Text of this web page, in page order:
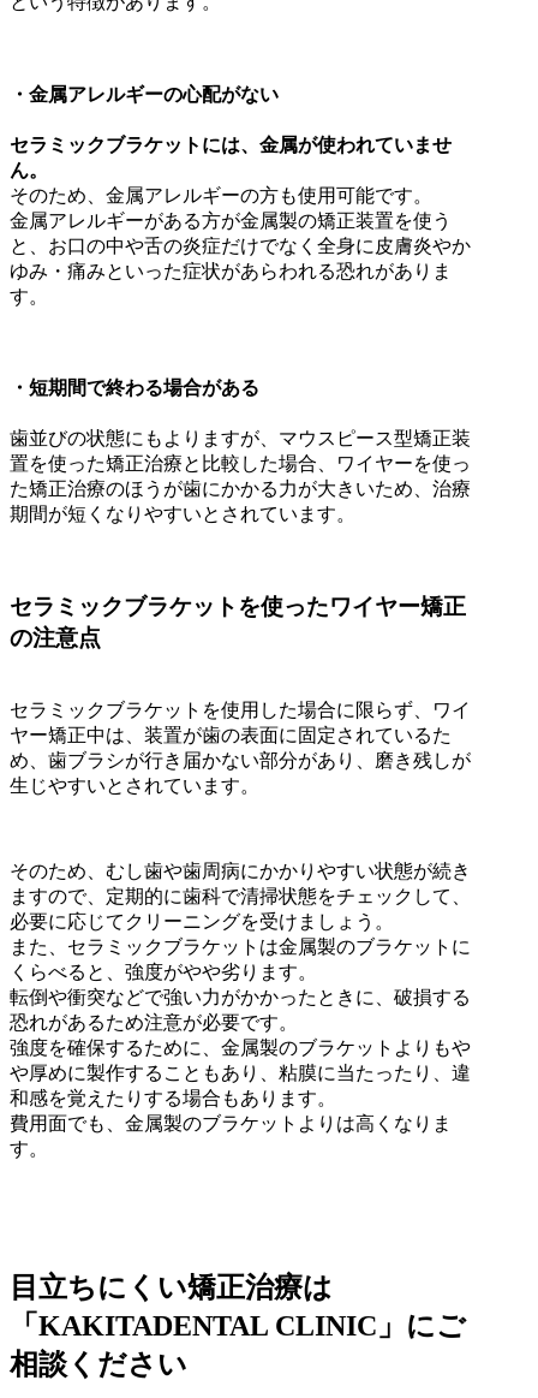
・金属アレルギーの心配がない
セラミックブラケットには、金属が使われていませ
ん。
そのため、金属アレルギーの方も使用可能です。
金属アレルギーがある方が金属製の矯正装置を使う
と、お口の中や舌の炎症だけでなく全身に皮膚炎やか
ゆみ・痛みといった症状があらわれる恐れがありま
す。
・短期間で終わる場合がある
歯並びの状態にもよりますが、マウスピース型矯正装
置を使った矯正治療と比較した場合、ワイヤーを使っ
た矯正治療のほうが歯にかかる力が大きいため、治療
期間が短くなりやすいとされています。
セラミックブラケットを使ったワイヤー矯正
の注意点
セラミックブラケットを使用した場合に限らず、ワイ
ヤー矯正中は、装置が歯の表面に固定されているた
め、歯ブラシが行き届かない部分があり、磨き残しが
生じやすいとされています。
そのため、むし歯や歯周病にかかりやすい状態が続き
ますので、定期的に歯科で清掃状態をチェックして、
必要に応じてクリーニングを受けましょう。
また、セラミックブラケットは金属製のブラケットに
くらべると、強度がやや劣ります。
転倒や衝突などで強い力がかかったときに、破損する
恐れがあるため注意が必要です。
強度を確保するために、金属製のブラケットよりもや
や厚めに製作することもあり、粘膜に当たったり、違
和感を覚えたりする場合もあります。
費用面でも、金属製のブラケットよりは高くなりま
す。
目立ちにくい矯正治療は
「KAKITADENTAL CLINIC」にご
相談ください